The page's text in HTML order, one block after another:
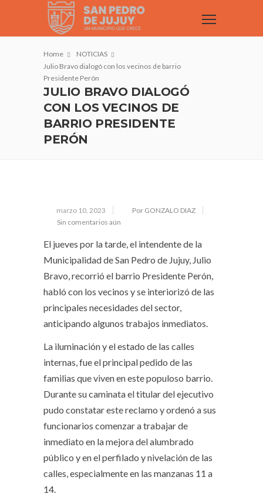
Home
NOTICIAS
Julio Bravo dialogó con los vecinos de barrio
Presidente Perón
JULIO BRAVO DIALOGÓ
CON LOS VECINOS DE
BARRIO PRESIDENTE
PERÓN
marzo 10, 2023
Por GONZALO DIAZ
Sin comentarios aún
El jueves por la tarde, el intendente de la
Municipalidad de San Pedro de Jujuy, Julio
Bravo, recorrió el barrio Presidente Perón,
habló con los vecinos y se interiorizó de las
principales necesidades del sector,
anticipando algunos trabajos inmediatos.
La iluminación y el estado de las calles
internas, fue el principal pedido de las
familias que viven en este populoso barrio.
Durante su caminata el titular del ejecutivo
pudo constatar este reclamo y ordenó a sus
funcionarios comenzar a trabajar de
inmediato en la mejora del alumbrado
público y en el perfilado y nivelación de las
calles, especialmente en las manzanas 11 a
14.